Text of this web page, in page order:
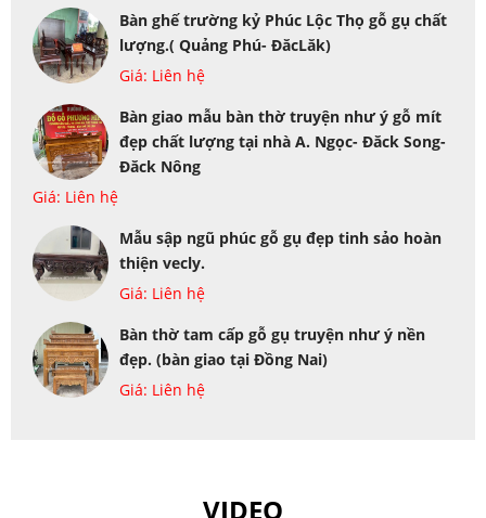
Bàn ghế trường kỷ Phúc Lộc Thọ gỗ gụ chất
lượng.( Quảng Phú- ĐăcLăk)
Giá: Liên hệ
Bàn giao mẫu bàn thờ truyện như ý gỗ mít
đẹp chất lượng tại nhà A. Ngọc- Đăck Song-
Đăck Nông
Giá: Liên hệ
Mẫu sập ngũ phúc gỗ gụ đẹp tinh sảo hoàn
thiện vecly.
Giá: Liên hệ
Bàn thờ tam cấp gỗ gụ truyện như ý nền
đẹp. (bàn giao tại Đồng Nai)
Giá: Liên hệ
VIDEO